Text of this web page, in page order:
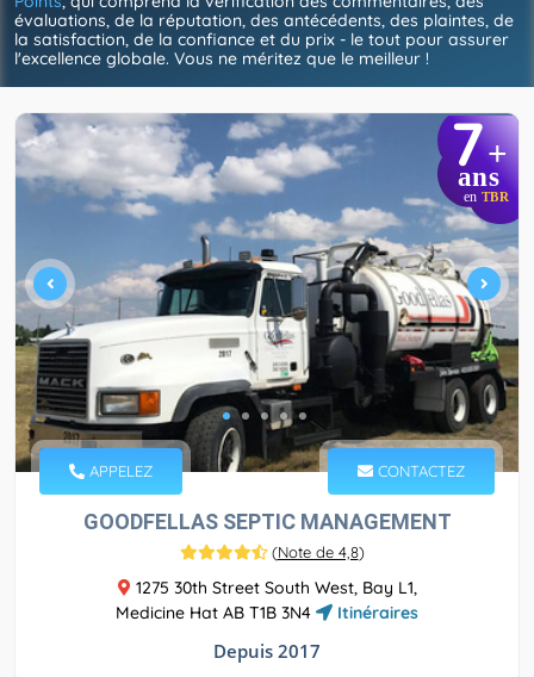
évaluations, de la réputation, des antécédents, des plaintes, de
la satisfaction, de la confiance et du prix - le tout pour assurer
l'excellence globale. Vous ne méritez que le meilleur !
7+
ans
en TBR
APPELEZ CONTACTEZ
GOODFELLAS SEPTIC MANAGEMENT
(Note de 4,8)
1275 30th Street South West, Bay L1,
Medicine Hat AB T1B 3N4
Itinéraires
Depuis 2017